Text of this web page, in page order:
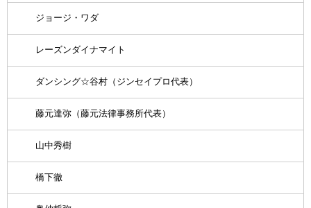
ジョージ・ワダ
レーズンダイナマイト
ダンシング☆谷村（ジンセイプロ代表）
藤元達弥（藤元法律事務所代表）
山中秀樹
橋下徹